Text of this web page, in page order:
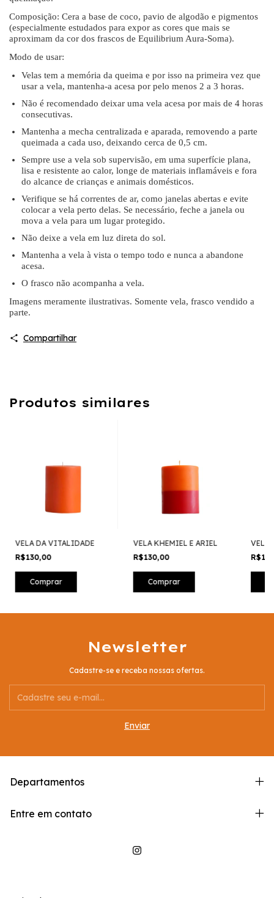
Composição: Cera a base de coco, pavio de algodão e pigmentos
(especialmente estudados para expor as cores que mais se
aproximam da cor dos frascos de Equilibrium Aura-Soma).
Modo de usar:
Velas tem a memória da queima e por isso na primeira vez que
usar a vela, mantenha-a acesa por pelo menos 2 a 3 horas.
Não é recomendado deixar uma vela acesa por mais de 4 horas
consecutivas.
Mantenha a mecha centralizada e aparada, removendo a parte
queimada a cada uso, deixando cerca de 0,5 cm.
Sempre use a vela sob supervisão, em uma superfície plana,
lisa e resistente ao calor, longe de materiais inflamáveis e fora
do alcance de crianças e animais domésticos.
Verifique se há correntes de ar, como janelas abertas e evite
colocar a vela perto delas. Se necessário, feche a janela ou
mova a vela para um lugar protegido.
Não deixe a vela em luz direta do sol.
Mantenha a vela à vista o tempo todo e nunca a abandone
acesa.
O frasco não acompanha a vela.
Imagens meramente ilustrativas. Somente vela, frasco vendido a
parte.
Compartilhar
Produtos similares
VELA DA VITALIDADE
R$130,00
VELA KHEMIEL E ARIEL
R$130,00
VELA
Newsletter
Cadastre-se e receba nossas ofertas.
Departamentos
Entre em contato